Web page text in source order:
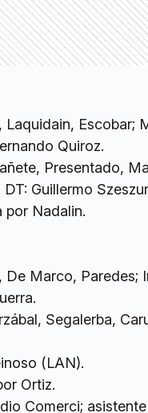
Laquidain, Escobar;
Quiroz.
Presentado,
Guillermo
por Nadalin.
Marco, Paredes;
Segalerba,
(LAN).
Ortiz.
Comerci;